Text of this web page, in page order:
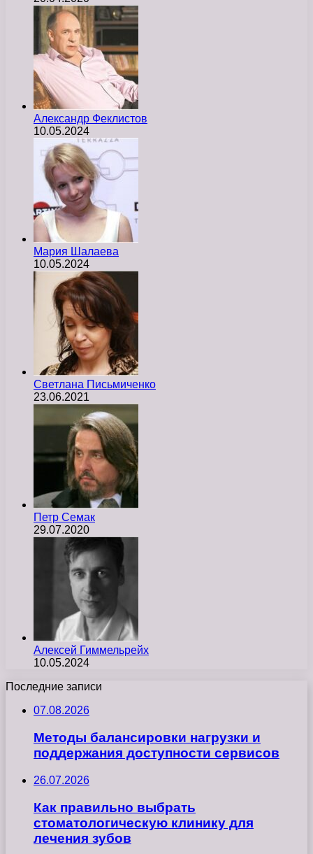
Александр Феклистов
10.05.2024
Мария Шалаева
10.05.2024
Светлана Письмиченко
23.06.2021
Петр Семак
29.07.2020
Алексей Гиммельрейх
10.05.2024
Последние записи
07.08.2026
Методы балансировки нагрузки и
поддержания доступности сервисов
26.07.2026
Как правильно выбрать
стоматологическую клинику для
лечения зубов